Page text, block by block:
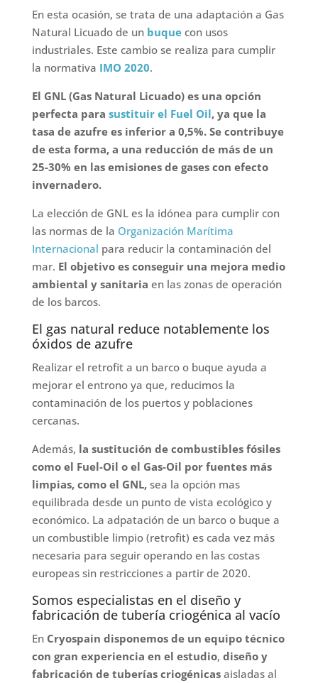
En esta ocasión, se trata de una adaptación a Gas
Natural Licuado de un buquecon usos
industriales. Este cambio se realiza para cumplir
la normativa IMO 2020.
El GNL (Gas Natural Licuado) es una opción
perfecta para sustituir el Fuel Oil, ya que la
tasa de azufre es inferior a 0,5%. Se contribuye
de esta forma, a una reducción de más de un
25-30% en las emisiones de gases con efecto
invernadero.
La elección de GNL es la idónea para cumplir con
las normas de la Organización Marítima
Internacional para reducir la contaminación del
mar. El objetivo es conseguir una mejora medio
ambiental y sanitaria en las zonas de operación
de los barcos.
El gas natural reduce notablemente los
óxidos de azufre
Realizar el retrofit a un barco o buque ayuda a
mejorar el entrono ya que, reducimos la
contaminación de los puertos y poblaciones
cercanas.
Además, la sustitución de combustibles fósiles
como el Fuel-Oil o el Gas-Oil por fuentes más
limpias, como el GNL,sea la opción mas
equilibrada desde un punto de vista ecológico y
económico. La adpatación de un barco o buque a
un combustible limpio (retrofit) es cada vez más
necesaria para seguir operando en las costas
europeas sin restricciones a partir de 2020.
Somos especialistas en el diseño y
fabricación de tubería criogénica al vacío
En Cryospain disponemos de un equipo técnico
con gran experiencia en el estudio, diseño y
fabricación de tuberías criogénicasaisladas al